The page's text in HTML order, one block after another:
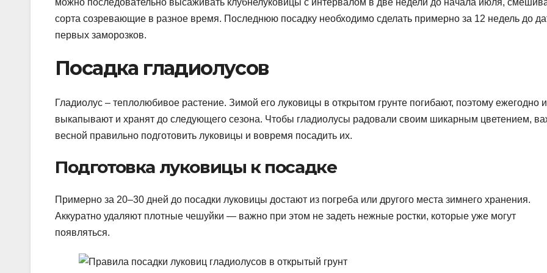
можно последовательно высаживать клубнелуковицы с интервалом в две недели до начала июля,
сорта созревающие в разное время. Последнюю посадку необходимо сделать примерно за 12 недель до
первых заморозков.
Посадка гладиолусов
Гладиолус – теплолюбивое растение. Зимой его луковицы в открытом грунте погибают, поэтому ежегодно
выкапывают и хранят до следующего сезона. Чтобы гладиолусы радовали своим шикарным цветением,
весной правильно подготовить луковицы и вовремя посадить их.
Подготовка луковицы к посадке
Примерно за 20–30 дней до посадки луковицы достают из погреба или другого места зимнего хранения.
Аккуратно удаляют плотные чешуйки — важно при этом не задеть нежные ростки, которые уже могут
появляться.